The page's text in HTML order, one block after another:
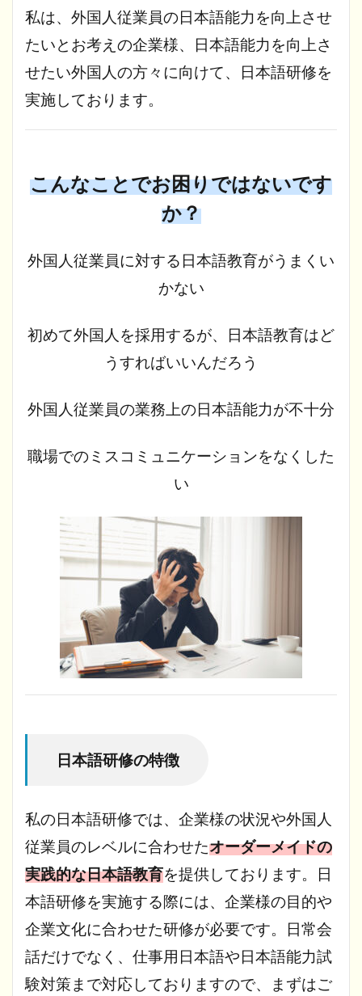
私は、外国人従業員の日本語能力を向上させ
たいとお考えの企業様、日本語能力を向上さ
せたい外国人の方々に向けて、日本語研修を
実施しております。
こんなことでお困りではないです
か？
外国人従業員に対する日本語教育がうまくい
かない
初めて外国人を採用するが、日本語教育はど
うすればいいんだろう
外国人従業員の業務上の日本語能力が不十分
職場でのミスコミュニケーションをなくした
い
日本語研修の特徴
私の日本語研修では、企業様の状況や外国人
従業員のレベルに合わせたオーダーメイドの
実践的な日本語教育を提供しております。日
本語研修を実施する際には、企業様の目的や
企業文化に合わせた研修が必要です。日常会
話だけでなく、仕事用日本語や日本語能力試
験対策まで対応しておりますので、まずはご